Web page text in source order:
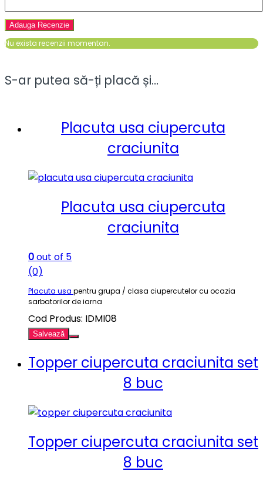
Nu exista recenzii momentan.
S-ar putea să-ți placă și…
Placuta usa ciupercuta
craciunita
Placuta usa ciupercuta
craciunita
0out of 5
(0)
Placuta usa pentru grupa / clasa ciupercutelor cu ocazia
sarbatorilor de iarna
Cod Produs: IDMI08
Salvează
Topper ciupercuta craciunita set
8 buc
Topper ciupercuta craciunita set
8 buc